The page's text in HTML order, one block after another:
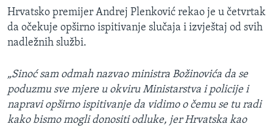
Hrvatsko premijer Andrej Plenković rekao je u četvrtak
da očekuje opširno ispitivanje slučaja i izvještaj od svih
nadležnih službi.
„Sinoć sam odmah nazvao ministra Božinovića da se
poduzmu sve mjere u okviru Ministarstva i policije i
napravi opširno ispitivanje da vidimo o čemu se tu radi
kako bismo mogli donositi odluke, jer Hrvatska kao